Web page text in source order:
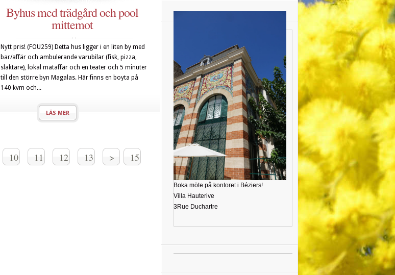
Byhus med trädgård och pool
mittemot
Nytt pris! (FOU259) Detta hus ligger i en liten by med
bar/affär och ambulerande varubilar (fisk, pizza,
slaktare), lokal mataffär och en teater och 5 minuter
till den större byn Magalas. Här finns en boyta på
140 kvm och...
LÄS MER
10 11 12 13 > 15
Boka möte på kontoret i Béziers!
Villa Hauterive
3Rue Duchartre